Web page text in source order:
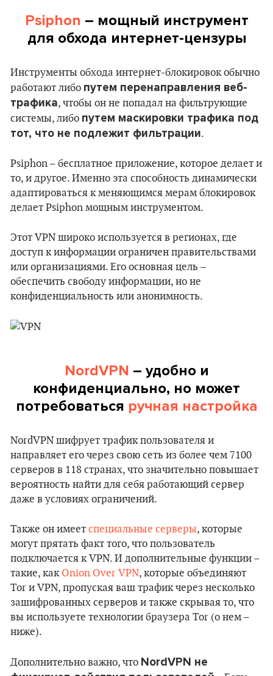
Psiphon – мощный инструмент
для обхода интернет-цензуры
Инструменты обхода интернет-блокировок обычно
работают либо путем перенаправления веб-
трафика, чтобы он не попадал на фильтрующие
системы, либо путем маскировки трафика под
тот, что не подлежит фильтрации.
Psiphon – бесплатное приложение, которое делает и
то, и другое. Именно эта способность динамически
адаптироваться к меняющимся мерам блокировок
делает Psiphon мощным инструментом.
Этот VPN широко используется в регионах, где
доступ к информации ограничен правительствами
или организациями. Его основная цель –
обеспечить свободу информации, но не
конфиденциальность или анонимность.
NordVPN – удобно и
конфиденциально, но может
потребоваться ручная настройка
NordVPN шифрует трафик пользователя и
направляет его через свою сеть из более чем 7100
серверов в 118 странах, что значительно повышает
вероятность найти для себя работающий сервер
даже в условиях ограничений.
Также он имеет специальные серверы, которые
могут прятать факт того, что пользователь
подключается к VPN. И дополнительные функции –
такие, как Onion Over VPN, которые объединяют
Tor и VPN, пропуская ваш трафик через несколько
зашифрованных серверов и также скрывая то, что
вы используете технологии браузера Tor (о нем –
ниже).
Дополнительно важно, что NordVPN не